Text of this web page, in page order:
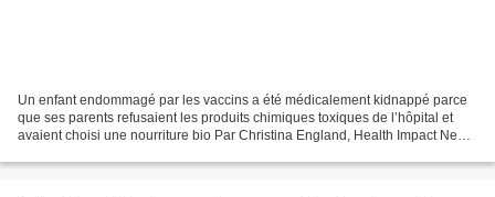
Un enfant endommagé par les vaccins a été médicalement kidnappé parce
que ses parents refusaient les produits chimiques toxiques de l’hôpital et
avaient choisi une nourriture bio Par Christina England, Health Impact News,